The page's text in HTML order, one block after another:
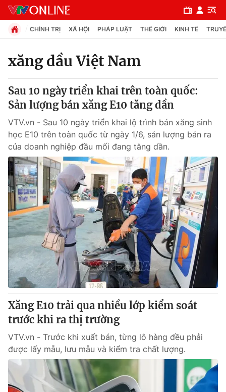
Chuyên mục
Chính trị
Xã hội
Pháp luật
Y tế
Thế giới
Tin tức
Thế giới đó đây
Câu chuyện quốc tế
Kinh tế
Tài chính
Thị trường
Góc doanh nghiệp
Dữ liệu và đời sống
Truyền hình
Hậu trường
Nhân vật
Khán giả
Giải trí
Điện ảnh
Âm nhạc
Đời sống
Du lịch
CHÍNH TRỊ XÃ HỘI PHÁP LUẬT THẾ GIỚI KINH TẾ
xăng dầu Việt Nam
Sau 10 ngày triển khai trên toàn quốc:
Sản lượng bán xăng E10 tăng dần
VTV.vn - Sau 10 ngày triển khai lộ trình bán xăng sinh
học E10 trên toàn quốc từ ngày 1/6, sản lượng bán ra
của doanh nghiệp đầu mối đang tăng dần.
Xăng E10 trải qua nhiều lớp kiểm soát
trước khi ra thị trường
VTV.vn - Trước khi xuất bán, từng lô hàng đều phải
được lấy mẫu, lưu mẫu và kiểm tra chất lượng.